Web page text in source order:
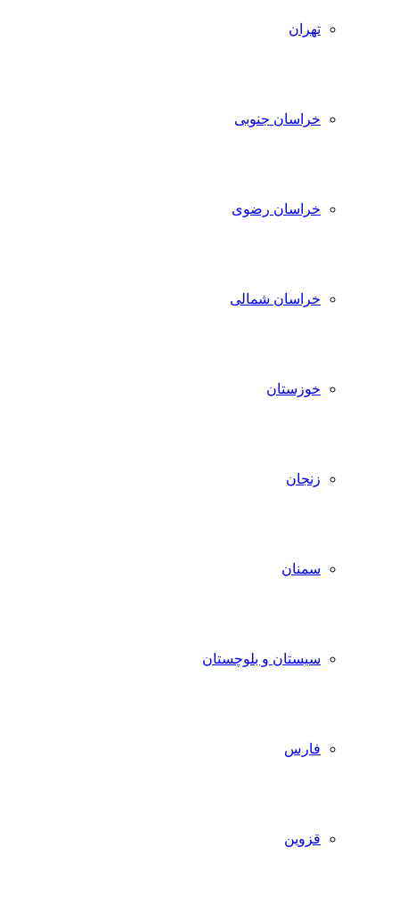
تهران
خراسان جنوبی
خراسان رضوی
خراسان شمالی
خوزستان
زنجان
سمنان
سیستان و بلوچستان
فارس
قزوین